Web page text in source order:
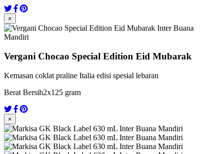
×
Vergani Chocao Special Edition Eid Mubarak
Kemasan coklat praline Italia edisi spesial lebaran
Berat Bersih2x125 gram
×